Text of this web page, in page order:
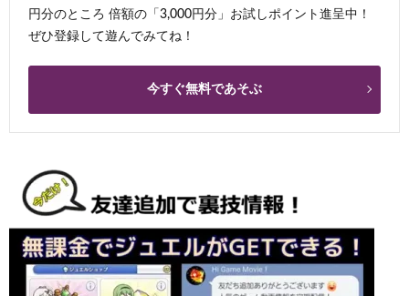
円分のところ 倍額の「3,000円分」お試しポイント進呈中！
ぜひ登録して遊んでみてね！
今すぐ無料であそぶ